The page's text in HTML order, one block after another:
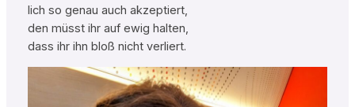
lich so genau auch akzeptiert,
den müsst ihr auf ewig halten,
dass ihr ihn bloß nicht verliert.